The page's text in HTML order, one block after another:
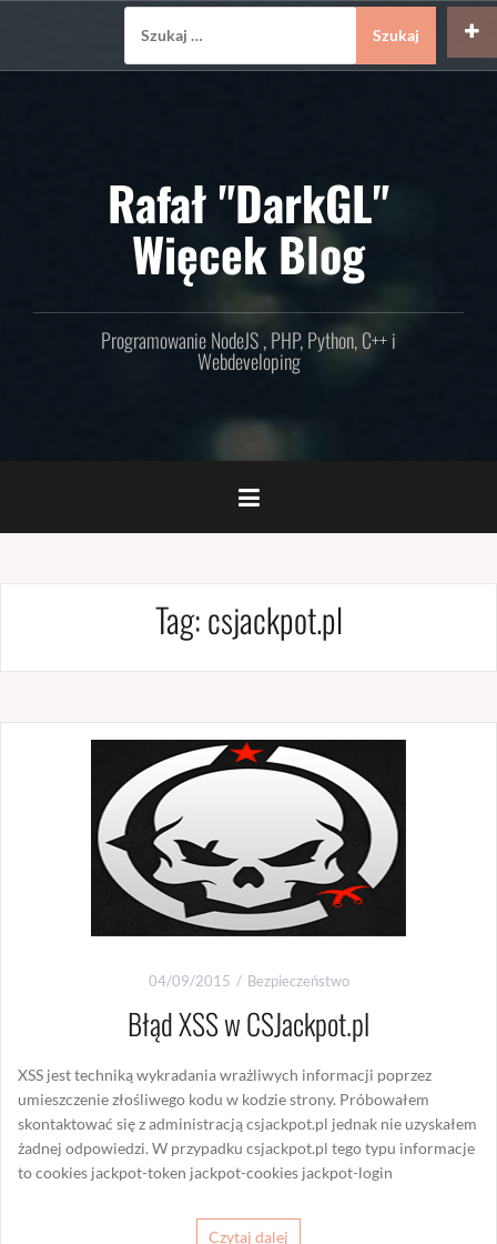
Rafał "DarkGL"
Więcek Blog
Programowanie NodeJS , PHP, Python, C++ i
Webdeveloping
Tag:csjackpot.pl
04/09/2015 Bezpieczeństwo
Błąd XSS w CSJackpot.pl
XSS jest techniką wykradania wrażliwych informacji poprzez
umieszczenie złośliwego kodu w kodzie strony. Próbowałem
skontaktować się z administracją csjackpot.pl jednak nie uzyskałem
żadnej odpowiedzi. W przypadku csjackpot.pl tego typu informacje
to cookies jackpot-token jackpot-cookies jackpot-login
Czytaj dalej